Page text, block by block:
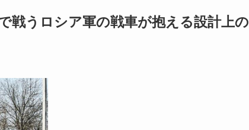
戦うロシア軍の戦車が抱える設計上の